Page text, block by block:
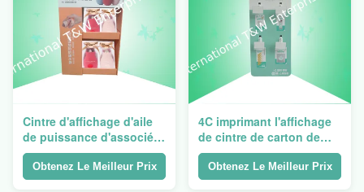
Cintre d'affichage d'aile
de puissance d'associé
de carton de Walmart
pour favoriser le sac
chaud
Obtenez Le Meilleur Prix
4C imprimant l'affichage
de cintre de carton de
350gsm CCNB pour la
brosse à dents
Obtenez Le Meilleur Prix